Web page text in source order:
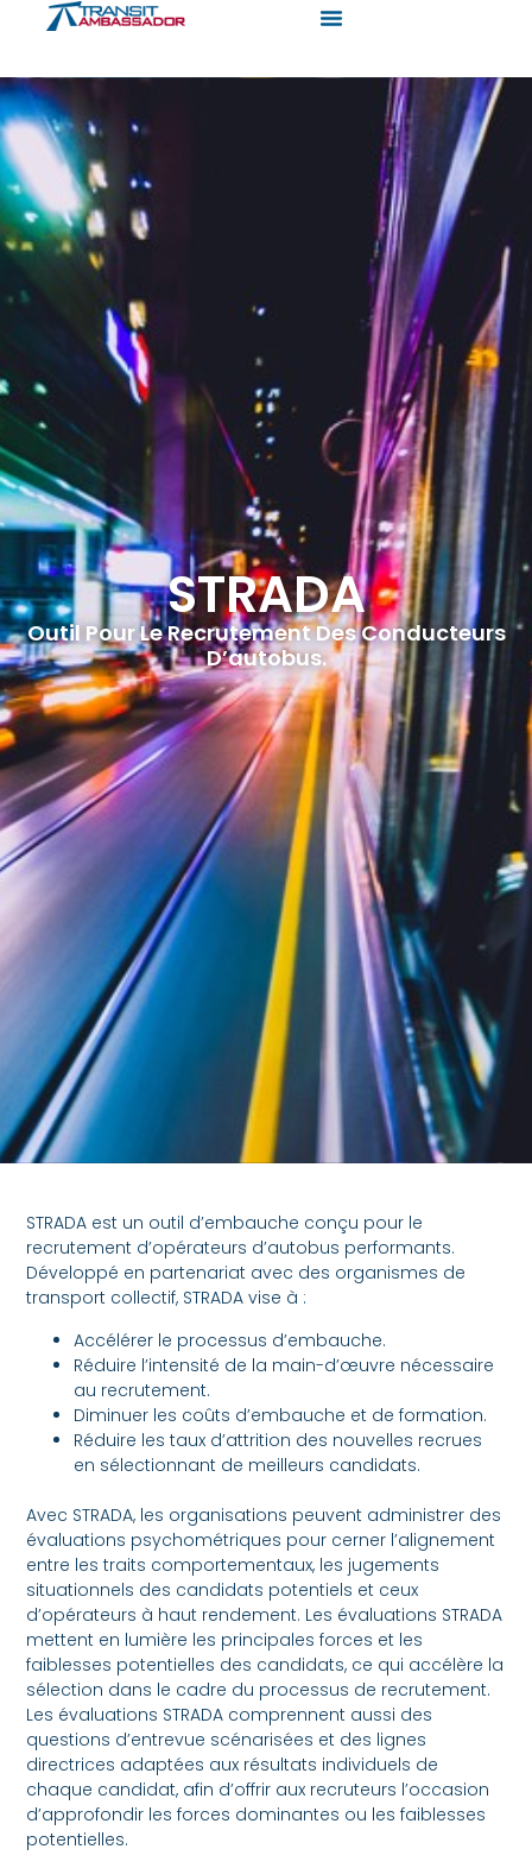
STRADA
Outil Pour Le Recrutement Des Conducteurs
D’autobus.
STRADA est un outil d’embauche conçu pour le
recrutement d’opérateurs d’autobus performants.
Développé en partenariat avec des organismes de
transport collectif, STRADA vise à :
Accélérer le processus d’embauche.
Réduire l’intensité de la main-d’œuvre nécessaire
au recrutement.
Diminuer les coûts d’embauche et de formation.
Réduire les taux d’attrition des nouvelles recrues
en sélectionnant de meilleurs candidats.
Avec STRADA, les organisations peuvent administrer des
évaluations psychométriques pour cerner l’alignement
entre les traits comportementaux, les jugements
situationnels des candidats potentiels et ceux
d’opérateurs à haut rendement. Les évaluations STRADA
mettent en lumière les principales forces et les
faiblesses potentielles des candidats, ce qui accélère la
sélection dans le cadre du processus de recrutement.
Les évaluations STRADA comprennent aussi des
questions d’entrevue scénarisées et des lignes
directrices adaptées aux résultats individuels de
chaque candidat, afin d’offrir aux recruteurs l’occasion
d’approfondir les forces dominantes ou les faiblesses
potentielles.